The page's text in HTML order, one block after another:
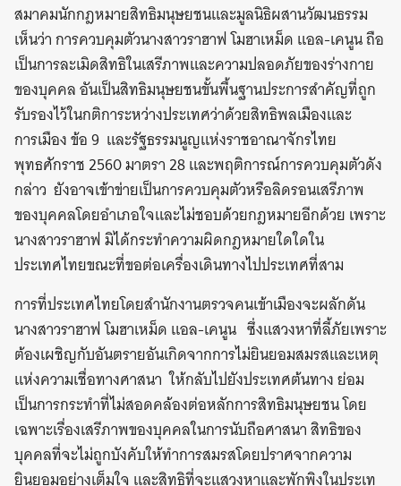
สมาคมนักกฎหมายสิทธิมนุษยชนและมูลนิธิผสานวัฒนธรรม
เห็นว่า การควบคุมตัวนางสาวราฮาฟ โมฮาเหม็ด แอล-เคนูน ถือ
เป็นการละเมิดสิทธิในเสรีภาพและความปลอดภัยของร่างกาย
ของบุคคล อันเป็นสิทธิมนุษยชนขั้นพื้นฐานประการสำคัญที่ถูก
รับรองไว้ในกติการะหว่างประเทศว่าด้วยสิทธิพลเมืองและ
การเมือง ข้อ 9 และรัฐธรรมนูญแห่งราชอาณาจักรไทย
พุทธศักราช 2560 มาตรา 28 และพฤติการณ์การควบคุมตัวดัง
กล่าว ยังอาจเข้าข่ายเป็นการควบคุมตัวหรือลิดรอนเสรีภาพ
ของบุคคลโดยอำเภอใจและไม่ชอบด้วยกฎหมายอีกด้วย เพราะ
นางสาวราฮาฟ มิได้กระทำความผิดกฎหมายใดใดใน
ประเทศไทยขณะที่ขอต่อเครื่องเดินทางไปประเทศที่สาม
การที่ประเทศไทยโดยสำนักงานตรวจคนเข้าเมืองจะผลักดัน
นางสาวราฮาฟ โมฮาเหม็ด แอล-เคนูน ซึ่งแสวงหาที่ลี้ภัยเพราะ
ต้องเผชิญกับอันตรายอันเกิดจากการไม่ยินยอมสมรสและเหตุ
แห่งความเชื่อทางศาสนา ให้กลับไปยังประเทศต้นทาง ย่อม
เป็นการกระทำที่ไม่สอดคล้องต่อหลักการสิทธิมนุษยชน โดย
เฉพาะเรื่องเสรีภาพของบุคคลในการนับถือศาสนา สิทธิของ
บุคคลที่จะไม่ถูกบังคับให้ทำการสมรสโดยปราศจากความ
ยินยอมอย่างเต็มใจ และสิทธิที่จะแสวงหาและพักพิงในประเท